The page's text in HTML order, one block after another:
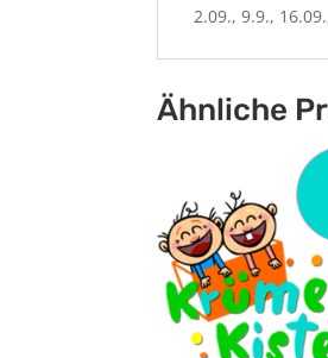
2.09., 9.9.,
Ähnliche